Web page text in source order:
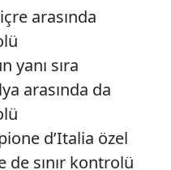
arasında
yanı sıra
arasında da
d’Italia özel
sınır kontrolü